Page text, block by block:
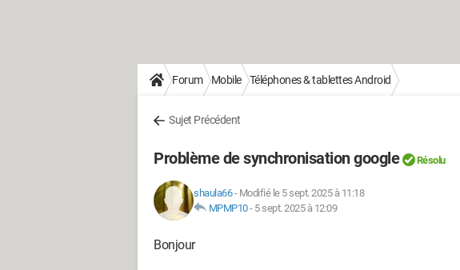
Forum Mobile Téléphones & tablettes Android
Sujet Précédent
Problème de synchronisation google Résolu
shaula66- Modifié le 5 sept. 2025 à 11:18
MPMP10- 5 sept. 2025 à 12:09
Bonjour